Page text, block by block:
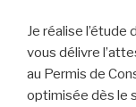
Je réalise
vous délivre
au Permis de
optimisée dès le